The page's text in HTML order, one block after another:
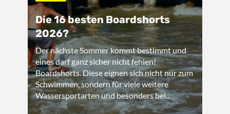
Die 16 besten Boardshorts
2026?
Der nächste Sommer kommt bestimmt und
eines darf ganz sicher nicht fehlen!
Boardshorts. Diese eignen sich nicht nur zum
Schwimmen, sondern für viele weitere
Wassersportarten und besonders bei...